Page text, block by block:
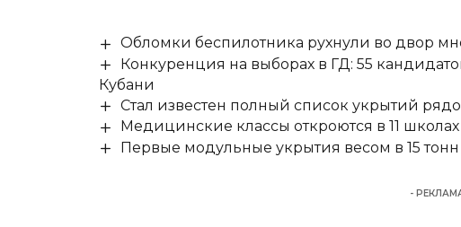
Обломки беспилотника рухнули во двор
Конкуренция на выборах в ГД: 55
Кубани
Стал известен полный список укрытий
Медицинские классы откроются в 11 школах
Первые модульные укрытия весом в 15
-